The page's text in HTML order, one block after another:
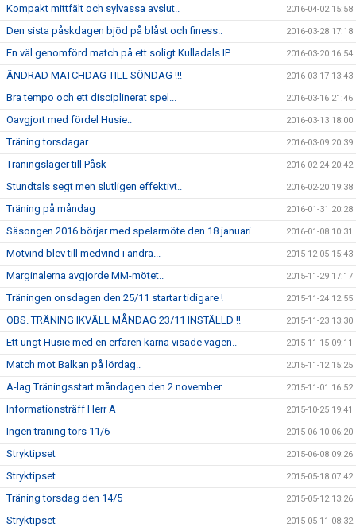
Kompakt mittfält och sylvassa avslut.. 2016-04-02 15:58
Den sista påskdagen bjöd på blåst och finess.. 2016-03-28 17:18
En väl genomförd match på ett soligt Kulladals IP.. 2016-03-20 16:54
ÄNDRAD MATCHDAG TILL SÖNDAG !!! 2016-03-17 13:43
Bra tempo och ett disciplinerat spel... 2016-03-16 21:46
Oavgjort med fördel Husie.. 2016-03-13 18:00
Träning torsdagar 2016-03-09 20:39
Träningsläger till Påsk 2016-02-24 20:42
Stundtals segt men slutligen effektivt.. 2016-02-20 19:38
Träning på måndag 2016-01-31 20:28
Säsongen 2016 börjar med spelarmöte den 18 januari 2016-01-08 10:31
Motvind blev till medvind i andra... 2015-12-05 15:43
Marginalerna avgjorde MM-mötet.. 2015-11-29 17:17
Träningen onsdagen den 25/11 startar tidigare ! 2015-11-24 12:55
OBS. TRÄNING IKVÄLL MÅNDAG 23/11 INSTÄLLD !! 2015-11-23 13:30
Ett ungt Husie med en erfaren kärna visade vägen.. 2015-11-15 09:11
Match mot Balkan på lördag.. 2015-11-12 15:25
A-lag Träningsstart måndagen den 2 november.. 2015-11-01 16:52
Informationsträff Herr A 2015-10-25 19:41
Ingen träning tors 11/6 2015-06-10 06:20
Stryktipset 2015-06-08 09:26
Stryktipset 2015-05-18 07:42
Träning torsdag den 14/5 2015-05-12 13:26
Stryktipset 2015-05-11 08:32